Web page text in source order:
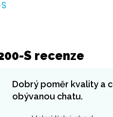
S recenze
Dobrý poměr kvality a
obývanou chatu.